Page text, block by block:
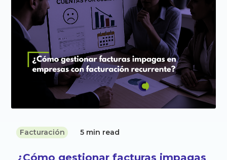
Facturación 5 min read
¿Cómo gestionar facturas impagas